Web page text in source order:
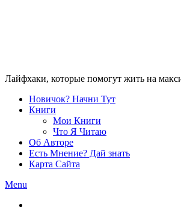
Лайфхаки, которые помогут жить на
Новичок? Начни Тут
Книги
Мои Книги
Что Я Читаю
Об Авторе
Есть Мнение? Дай знать
Карта Сайта
Menu